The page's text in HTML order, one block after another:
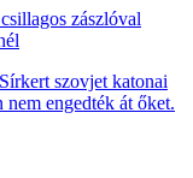
zászlóval
szovjet katonai
engedték át őket.